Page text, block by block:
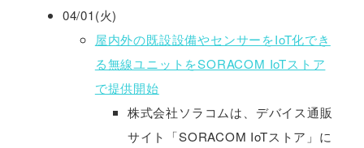
04/01(火)
屋内外の既設設備やセンサーをIoT化でき
る無線ユニットをSORACOM IoTストア
で提供開始
株式会社ソラコムは、デバイス通販
サイト「SORACOM IoTストア」に